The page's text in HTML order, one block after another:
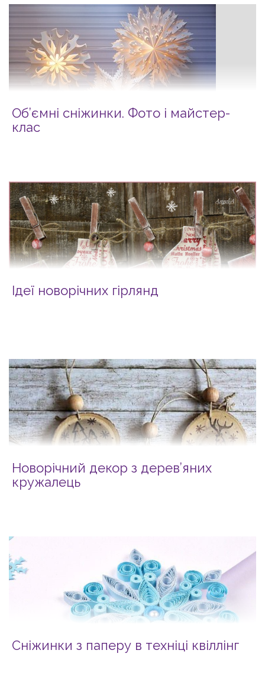
Об’ємні сніжинки. Фото і майcтер-
клас
Ідеї новорічних гірлянд
Новорічний декор з дерев’яних
кружалець
Сніжинки з паперу в техніці квіллінг